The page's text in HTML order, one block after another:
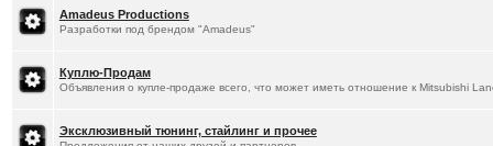
Amadeus Productions
Разработки под брендом "Amadeus"
Куплю-Продам
Объявления о купле-продаже всего, что может иметь отношение к Mitsubishi
Эксклюзивный тюнинг, стайлинг и прочее